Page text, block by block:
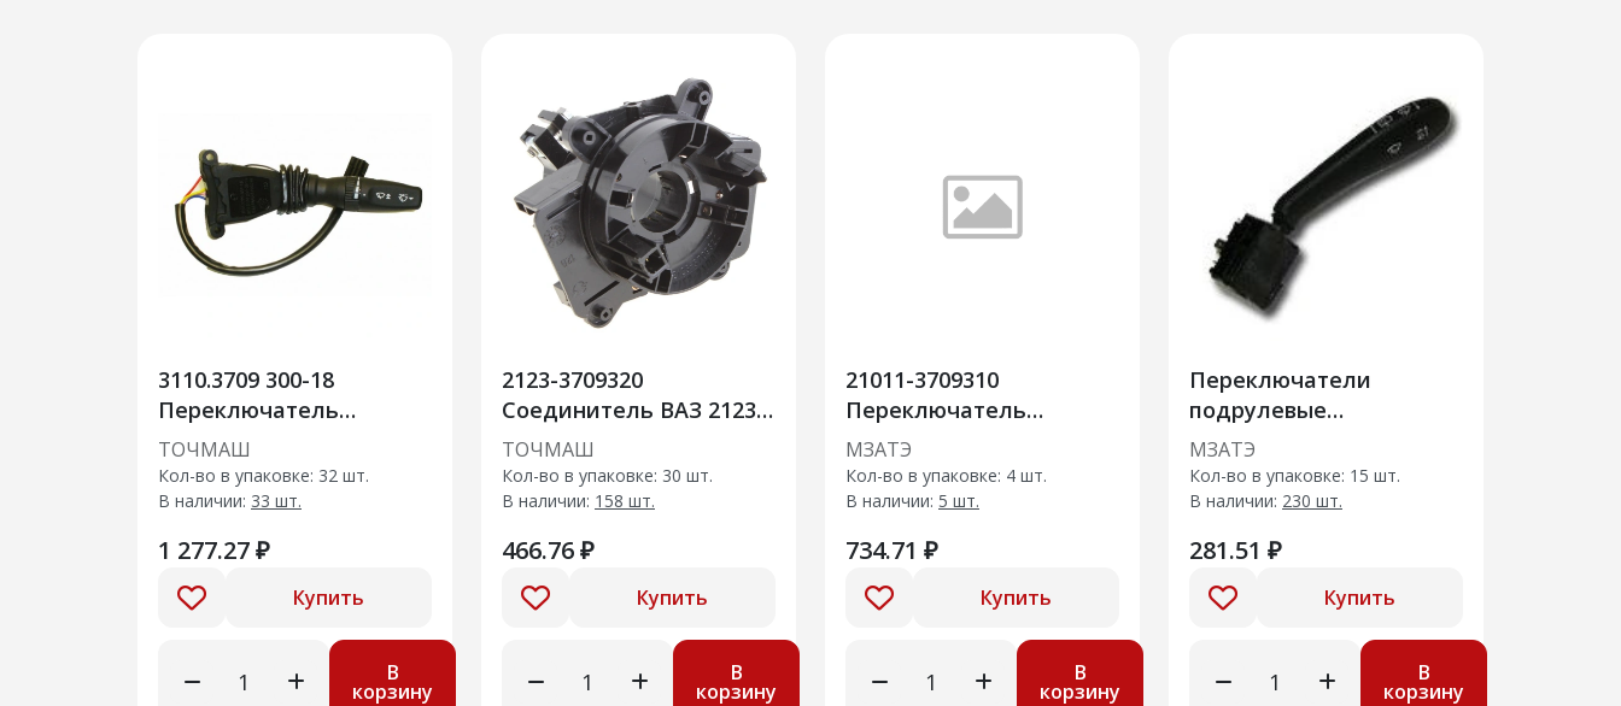
3110.3709 300-18
Переключатель
стеклооч. с
регулятором паузы
ТОЧМАШ
Кол-во в упаковке: 32 шт.
В наличии: 33 шт.
1 277.27 ₽
Купить
В
корзину
2123-3709320
Соединитель ВАЗ 2123,
Лада Калина, Лада
Приора
ТОЧМАШ
Кол-во в упаковке: 30 шт.
В наличии: 158 шт.
466.76 ₽
Купить
В
корзину
21011-3709310
Переключатель
подрулевой в сборе
аналог 124.3709 (3-х
позиционный)
МЗАТЭ
Кол-во в упаковке: 4 шт.
В наличии: 5 шт.
734.71 ₽
Купить
В
корзину
Переключатели
подрулевые
Стеклоочистителя 2123-
3709340 МЗАТЭ
МЗАТЭ
Кол-во в упаковке: 15 шт.
В наличии: 230 шт.
281.51 ₽
Купить
В
корзину